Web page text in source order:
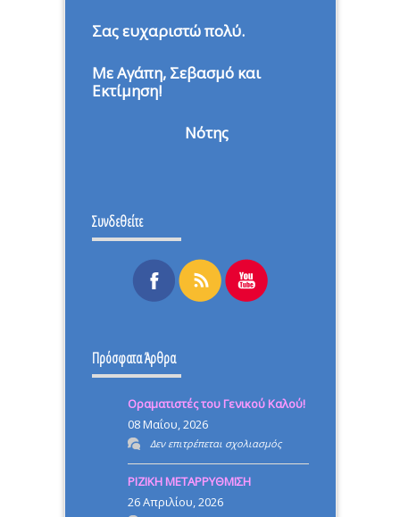
Σας ευχαριστώ πολύ.
Με Αγάπη, Σεβασμό και
Εκτίμηση!
Νότης
Συνδεθείτε
Πρόσφατα Άρθρα
Οραματιστές του Γενικού Καλού!
08 Μαΐου, 2026
Δεν επιτρέπεται σχολιασμόςστο
Οραματιστές
ΡΙΖΙΚΗ ΜΕΤΑΡΡΥΘΜΙΣΗ
26 Απριλίου, 2026